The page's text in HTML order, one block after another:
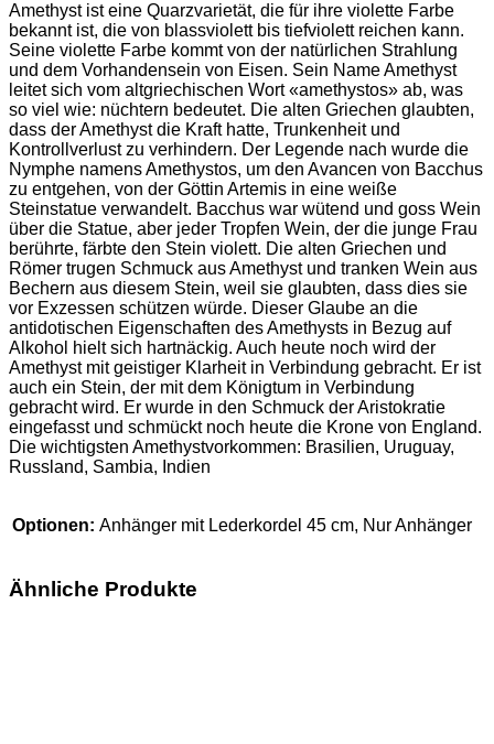
Amethyst ist eine Quarzvarietät, die für ihre violette Farbe
bekannt ist, die von blassviolett bis tiefviolett reichen kann.
Seine violette Farbe kommt von der natürlichen Strahlung
und dem Vorhandensein von Eisen. Sein Name Amethyst
leitet sich vom altgriechischen Wort «amethystos» ab, was
so viel wie: nüchtern bedeutet. Die alten Griechen glaubten,
dass der Amethyst die Kraft hatte, Trunkenheit und
Kontrollverlust zu verhindern. Der Legende nach wurde die
Nymphe namens Amethystos, um den Avancen von Bacchus
zu entgehen, von der Göttin Artemis in eine weiße
Steinstatue verwandelt. Bacchus war wütend und goss Wein
über die Statue, aber jeder Tropfen Wein, der die junge Frau
berührte, färbte den Stein violett. Die alten Griechen und
Römer trugen Schmuck aus Amethyst und tranken Wein aus
Bechern aus diesem Stein, weil sie glaubten, dass dies sie
vor Exzessen schützen würde. Dieser Glaube an die
antidotischen Eigenschaften des Amethysts in Bezug auf
Alkohol hielt sich hartnäckig. Auch heute noch wird der
Amethyst mit geistiger Klarheit in Verbindung gebracht. Er ist
auch ein Stein, der mit dem Königtum in Verbindung
gebracht wird. Er wurde in den Schmuck der Aristokratie
eingefasst und schmückt noch heute die Krone von England.
Die wichtigsten Amethystvorkommen: Brasilien, Uruguay,
Russland, Sambia, Indien
Optionen: Anhänger mit Lederkordel 45 cm, Nur Anhänger
Ähnliche Produkte